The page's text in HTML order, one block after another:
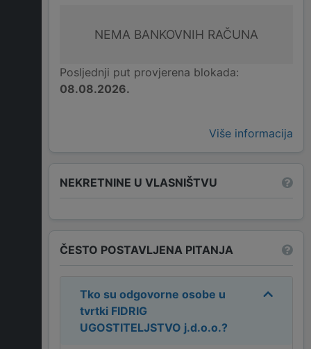
NEMA BANKOVNIH RAČUNA
Posljednji put provjerena blokada:
08.08.2026.
Više informacija
NEKRETNINE U VLASNIŠTVU
ČESTO POSTAVLJENA PITANJA
Tko su odgovorne osobe u
tvrtki FIDRIG
UGOSTITELJSTVO j.d.o.o.?